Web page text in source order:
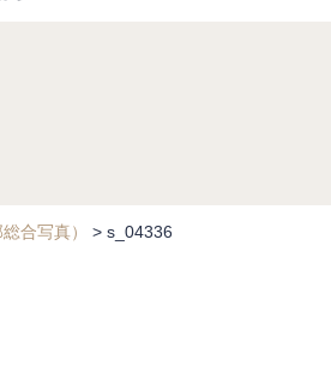
総合写真） > s_04336